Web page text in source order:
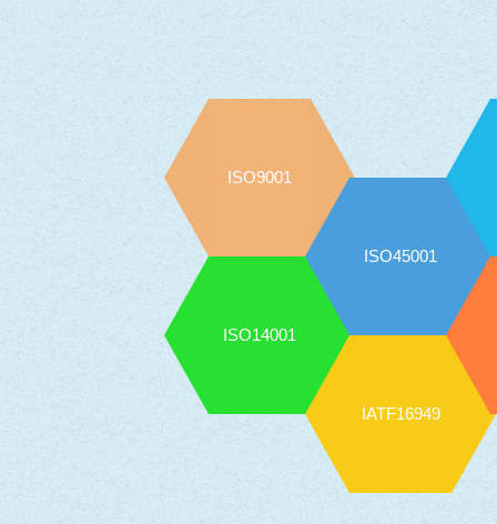
ISO9001
ISO14001
ISO45001
IATF16949